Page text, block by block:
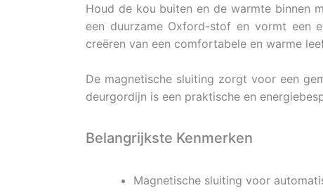
Houd de kou buiten en de warmte binnen
een duurzame Oxford-stof en vormt een
creëren van een comfortabele en warme
De magnetische sluiting zorgt voor een
deurgordijn is een praktische en
Belangrijkste Kenmerken
Magnetische sluiting voor